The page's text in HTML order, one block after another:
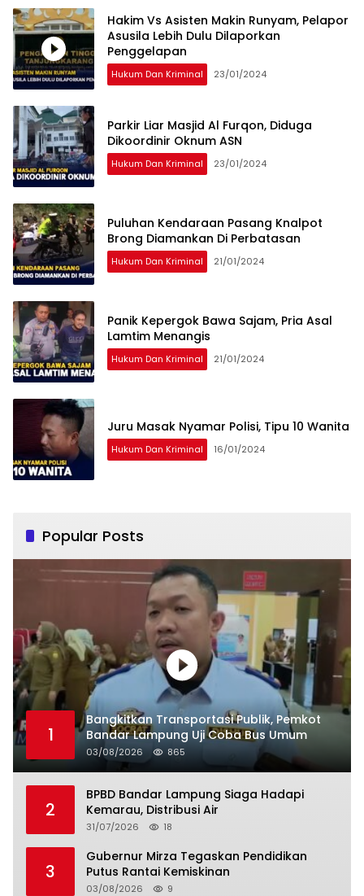
Hakim Vs Asisten Makin Runyam, Pelapor
Asusila Lebih Dulu Dilaporkan
Penggelapan
Hukum Dan Kriminal 23/01/2024
Parkir Liar Masjid Al Furqon, Diduga
Dikoordinir Oknum ASN
Hukum Dan Kriminal 23/01/2024
Puluhan Kendaraan Pasang Knalpot
Brong Diamankan Di Perbatasan
Hukum Dan Kriminal 21/01/2024
Panik Kepergok Bawa Sajam, Pria Asal
Lamtim Menangis
Hukum Dan Kriminal 21/01/2024
Juru Masak Nyamar Polisi, Tipu 10 Wanita
Hukum Dan Kriminal 16/01/2024
Popular Posts
1
Bangkitkan Transportasi Publik, Pemkot
Bandar Lampung Uji Coba Bus Umum
03/08/2026 865
2
BPBD Bandar Lampung Siaga Hadapi
Kemarau, Distribusi Air
31/07/2026 18
3
Gubernur Mirza Tegaskan Pendidikan
Putus Rantai Kemiskinan
03/08/2026 9